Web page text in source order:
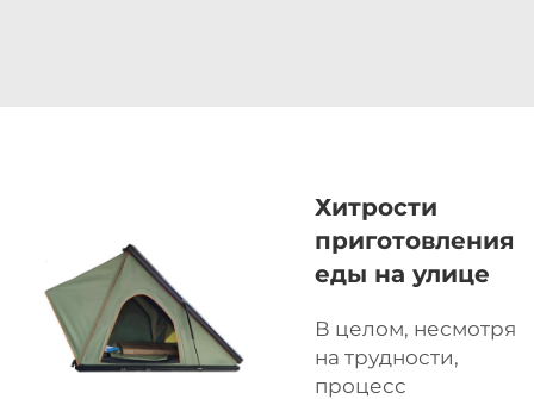
Хитрости
приготовления
еды на улице
В целом, несмотря
на трудности,
процесс